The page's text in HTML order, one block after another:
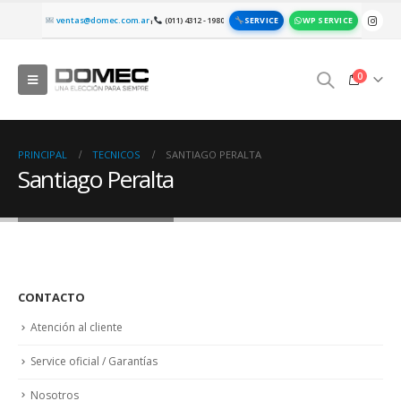
ventas@domec.com.ar| (011) 4312 - 1980 SERVICE WP SERVICE
0
PRINCIPAL TECNICOS SANTIAGO PERALTA
Santiago Peralta
CONTACTO
Atención al cliente
Service oficial / Garantías
Nosotros